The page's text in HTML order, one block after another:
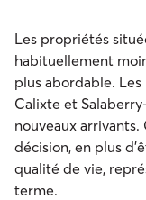
Les propriétés
habituellement
plus abordable.
Calixte et
nouveaux
décision, en plus
qualité de vie,
terme.